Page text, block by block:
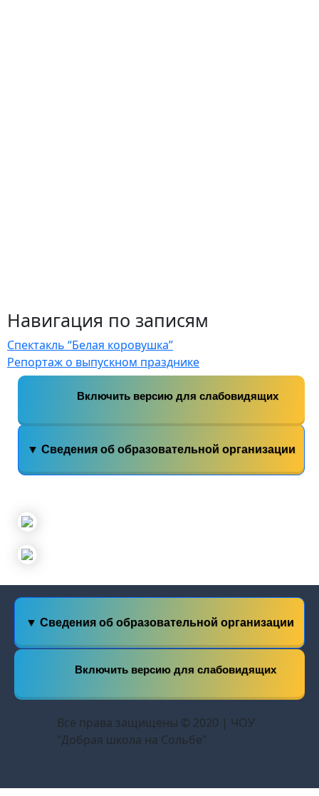
Навигация по записям
Спектакль “Белая коровушка”
Репортаж о выпускном празднике
Включить версию для слабовидящих
▼ Сведения об образовательной организации
▼ Сведения об образовательной организации
Включить версию для слабовидящих
Все права защищены © 2020 | ЧОУ
"Добрая школа на Сольбе"